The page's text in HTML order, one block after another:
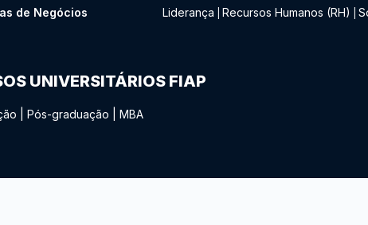
de Negócios Liderança Recursos Humanos (RH)
UNIVERSITÁRIOS FIAP
Pós-graduação MBA